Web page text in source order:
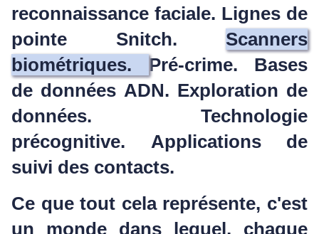
reconnaissance faciale. Lignes de
pointe Snitch. Scanners
biométriques. Pré-crime. Bases
de données ADN. Exploration de
données. Technologie
précognitive. Applications de
suivi des contacts.
Ce que tout cela représente, c'est
un monde dans lequel, chaque